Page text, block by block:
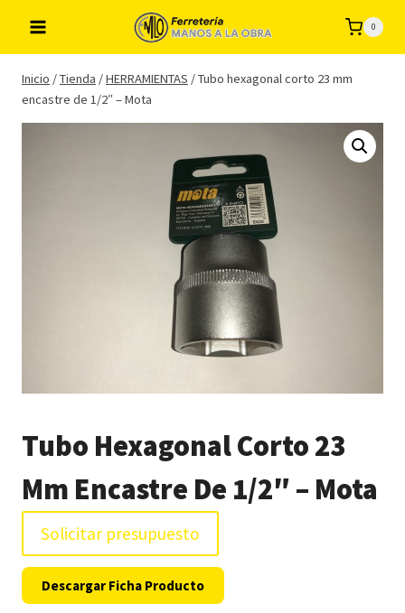
contenido
0
Inicio /Tienda /HERRAMIENTAS /Tubo hexagonal corto 23 mm
encastre de 1/2″ – Mota
Tubo Hexagonal Corto 23
Mm Encastre De 1/2″ – Mota
Solicitar presupuesto
Descargar Ficha Producto